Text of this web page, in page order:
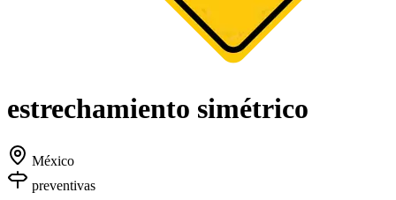
estrechamiento simétrico
México
preventivas